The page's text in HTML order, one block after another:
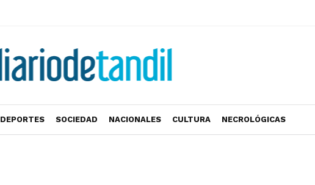
DEPORTES SOCIEDAD NACIONALES CULTURA NECROLÓGICAS